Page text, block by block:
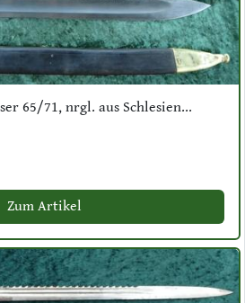
65/71, nrgl. aus Schlesien...
Zum Artikel